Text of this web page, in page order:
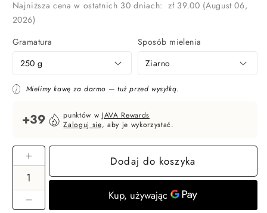
regularna
Najniższa cena w ostatnich 30 dniach: zł 39.00 (August 06,
2026)
Gramatura
Sposób mielenia
Mielimy kawę za darmo — tuż przed wysyłką.
+39 punktów w JAVA Rewards
Zaloguj się, aby je wykorzystać.
Zmniejsz
Zwiększ
ilość
dla
Brazylia
Dodaj do koszyka